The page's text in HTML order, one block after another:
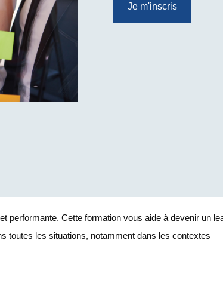
Je m'inscris
performante. Cette formation vous aide à devenir un
toutes les situations, notamment dans les contextes